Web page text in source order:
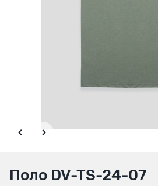
Поло DV-TS-24-07